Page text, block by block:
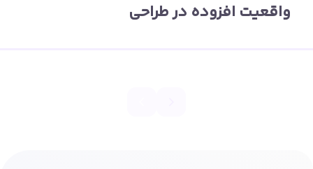
واقعیت افزوده در طراحی